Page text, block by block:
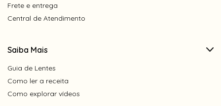
Frete e entrega
Central de Atendimento
Saiba Mais
Guia de Lentes
Como ler a receita
Como explorar vídeos